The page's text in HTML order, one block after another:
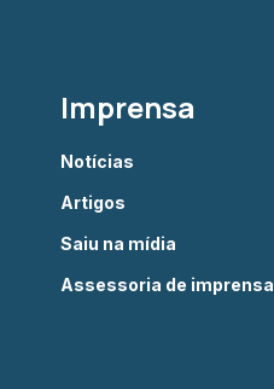
Imprensa
Notícias
Artigos
Saiu na mídia
Assessoria de imprensa